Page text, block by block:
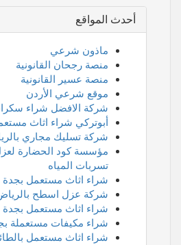
أحدث المواقع
ماذون شرعي
منصة رجحان القانونية
منصة عسير القانونية
موقع شرعي الأردن
شركة الافضل شراء
أبوتركي شراء اثاث
شركة تسليك مجاري
مؤسسة كود الحضارة
تسربات المياه
شراء اثاث مستعمل بجدة
شركة عزل اسطح
شراء اثاث مستعمل بجدة
شراء مكيفات مستعملة
شراء اثاث مستعمل